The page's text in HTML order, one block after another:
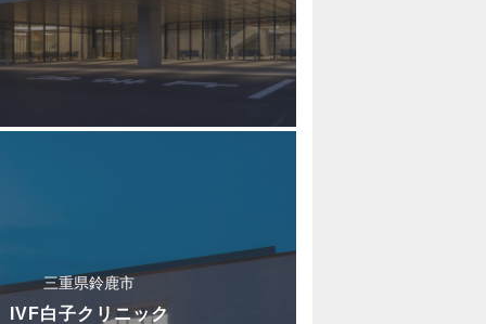
三重県鈴鹿市
IVF白子クリニック